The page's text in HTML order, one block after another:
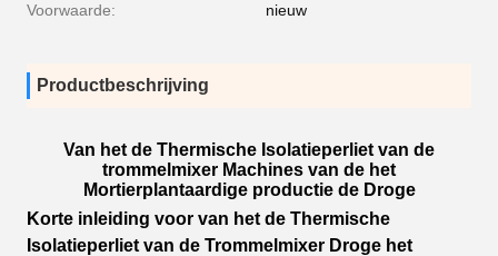
Voorwaarde: nieuw
Productbeschrijving
Van het de Thermische Isolatieperliet van de
trommelmixer Machines van de het
Mortierplantaardige productie de Droge
Korte inleiding voor van het de Thermische
Isolatieperliet van de Trommelmixer Droge het